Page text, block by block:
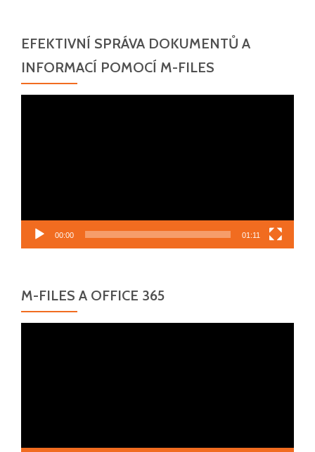
EFEKTIVNÍ SPRÁVA DOKUMENTŮ A
INFORMACÍ POMOCÍ M-FILES
00:00 01:11
M-FILES A OFFICE 365